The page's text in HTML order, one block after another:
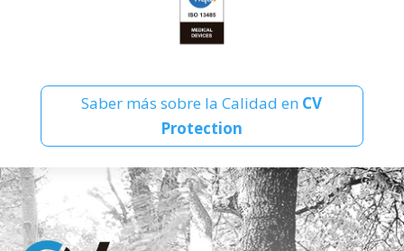
Saber más sobre la Calidad en CV
Protection